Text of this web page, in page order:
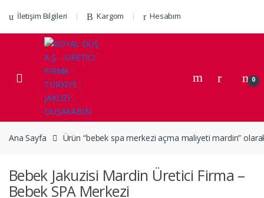
İletişim Bilgileri Kargom Hesabım
0
Ana Sayfa Ürün “bebek spa merkezi açma maliyeti mardin”
Bebek Jakuzisi Mardin Üretici Firma –
Bebek SPA Merkezi